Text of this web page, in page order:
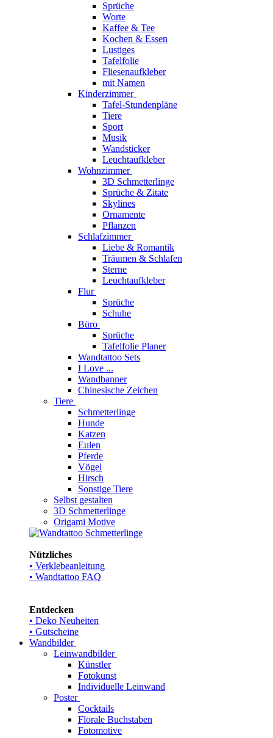
Sprüche
Worte
Kaffee & Tee
Kochen & Essen
Lustiges
Tafelfolie
Fliesenaufkleber
mit Namen
Kinderzimmer
Tafel-Stundenpläne
Tiere
Sport
Musik
Wandsticker
Leuchtaufkleber
Wohnzimmer
3D Schmetterlinge
Sprüche & Zitate
Skylines
Ornamente
Pflanzen
Schlafzimmer
Liebe & Romantik
Träumen & Schlafen
Sterne
Leuchtaufkleber
Flur
Sprüche
Schuhe
Büro
Sprüche
Tafelfolie Planer
Wandtattoo Sets
I Love ...
Wandbanner
Chinesische Zeichen
Tiere
Schmetterlinge
Hunde
Katzen
Eulen
Pferde
Vögel
Hirsch
Sonstige Tiere
Selbst gestalten
3D Schmetterlinge
Origami Motive
Nützliches
• Verklebeanleitung
• Wandtattoo FAQ
Entdecken
• Deko Neuheiten
• Gutscheine
Wandbilder
Leinwandbilder
Künstler
Fotokunst
Individuelle Leinwand
Poster
Cocktails
Florale Buchstaben
Fotomotive